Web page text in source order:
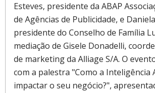
Esteves, presidente da ABAP
de Agências de Publicidade, e
presidente do Conselho de Família
mediação de Gisele Donadelli,
de marketing da Alliage S/A. O
com a palestra "Como a Inteligência
impactar o seu negócio?",